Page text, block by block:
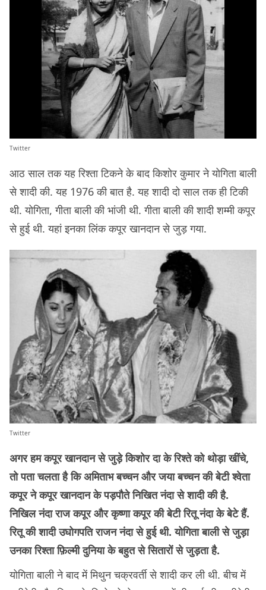
Twitter
आठ साल तक यह रिश्ता टिकने के बाद किशोर कुमार ने योगिता बाली
से शादी की. यह 1976 की बात है. यह शादी दो साल तक ही टिकी
थी. योगिता, गीता बाली की भांजी थी. गीता बाली की शादी शम्मी कपूर
से हुई थी. यहां इनका लिंक कपूर खानदान से जुड़ गया.
Twitter
अगर हम कपूर खानदान से जुड़े किशोर दा के रिश्ते को थोड़ा खींचे,
तो पता चलता है कि अमिताभ बच्चन और जया बच्चन की बेटी श्वेता
कपूर ने कपूर खानदान के पड़पौते निखित नंदा से शादी की है.
निखिल नंदा राज कपूर और कृष्णा कपूर की बेटी रितू नंदा के बेटे हैं.
रितू की शादी उघोगपति राजन नंदा से हुई थी. योगिता बाली से जुड़ा
उनका रिश्ता फ़िल्मी दुनिया के बहुत से सितारों से जुड़ता है.
योगिता बाली ने बाद में मिथुन चक्रवर्ती से शादी कर ली थी. बीच में